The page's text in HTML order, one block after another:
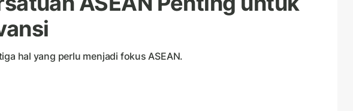
hal yang perlu menjadi fokus ASEAN.